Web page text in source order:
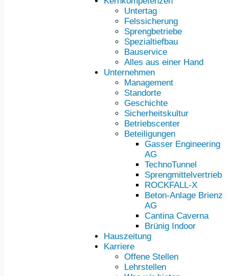
Untertag
Felssicherung
Sprengbetriebe
Spezialtiefbau
Bauservice
Alles aus einer Hand
Unternehmen
Management
Standorte
Geschichte
Sicherheitskultur
Betriebscenter
Beteiligungen
Gasser Engineering
AG
TechnoTunnel
Sprengmittelvertrieb
ROCKFALL-X
Beton-Anlage Brienz
AG
Cantina Caverna
Brünig Indoor
Hauszeitung
Karriere
Offene Stellen
Lehrstellen